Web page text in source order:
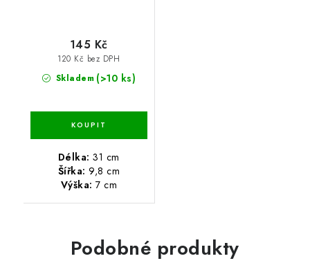
Skladem (>10 ks)
120 Kč bez DPH
145 Kč
Délka: 31 cm
Šířka: 9,8 cm
Výška: 7 cm
Podobné produkty